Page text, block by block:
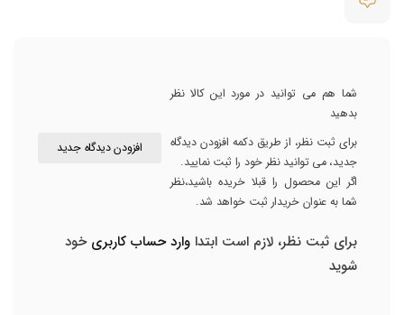
شما هم می توانید در مورد این کالا نظر
بدهید
برای ثبت نظر، از طریق دکمه افزودن دیدگاه
جدید، می توانید نظر خود را ثبت نمایید.
اگر این محصول را قبلا خریده باشید،نظر
شما به عنوان خریدار ثبت خواهد شد.
افزودن دیدگاه جدید
برای ثبت نظر، لازم است ابتدا وارد حساب کاربریخود
شوید